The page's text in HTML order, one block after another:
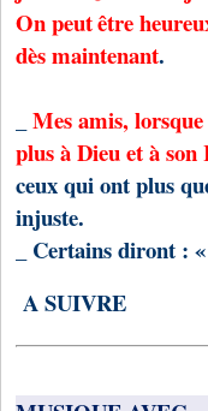
On peutêtre
dès maintenant.
Mes amis,
plus à Dieu et à son
ceux qui ont plus
injuste.
_ Certains diront : «
A SUIVRE